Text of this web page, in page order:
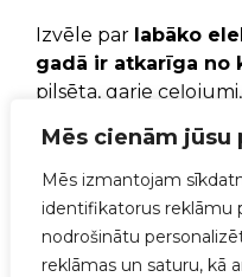
Mēs cienām jūsu
Mēs izmantojam
identifikatorus reklāmu
nodrošinātu
reklāmas un saturu, kā
Izvēle par labāko
gadā ir atkarīga no
pilsēta, garie
visiem ir kopīga
savienota uzlādes
V2C mēs projektējam
uzlādes iekārtas, kas